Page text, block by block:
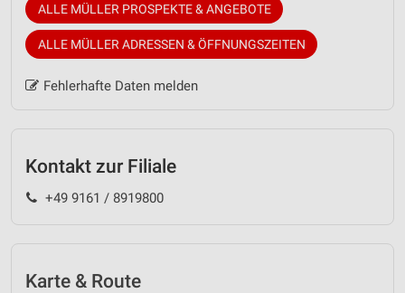
ALLE MÜLLER PROSPEKTE & ANGEBOTE
ALLE MÜLLER ADRESSEN & ÖFFNUNGSZEITEN
Fehlerhafte Daten melden
Kontakt zur Filiale
+49 9161 / 8919800
Karte & Route